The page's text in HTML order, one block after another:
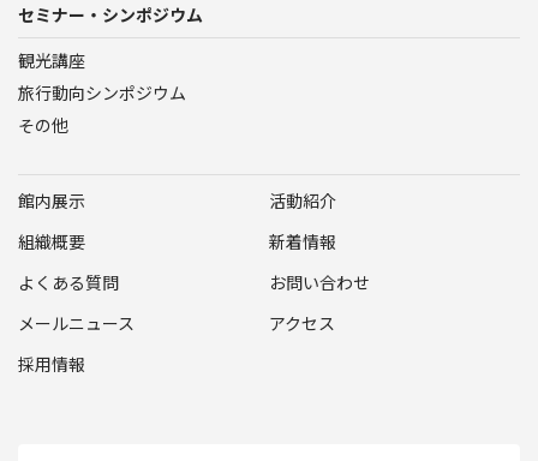
セミナー・シンポジウム
観光講座
旅行動向シンポジウム
その他
館内展示
活動紹介
組織概要
新着情報
よくある質問
お問い合わせ
メールニュース
アクセス
採用情報